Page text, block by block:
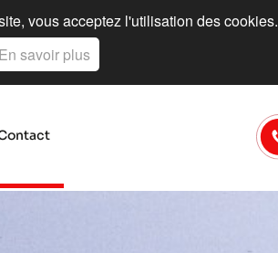
vous acceptez l'utilisation des cookies.
En savoir plus